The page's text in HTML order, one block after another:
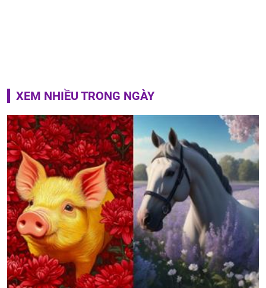
XEM NHIỀU TRONG NGÀY